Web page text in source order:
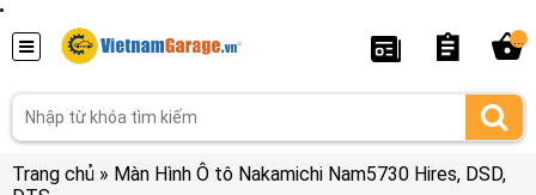
Trang chủ » Màn Hình Ô tô Nakamichi Nam5730 Hires, DSD,